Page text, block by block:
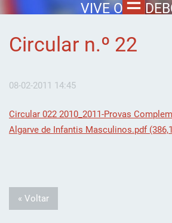
VIVE O
Circular n.º 22
08-02-2011 14:45
Circular 022 2010_2011-Provas
Algarve de Infantis Masculinos.pdf
« Voltar